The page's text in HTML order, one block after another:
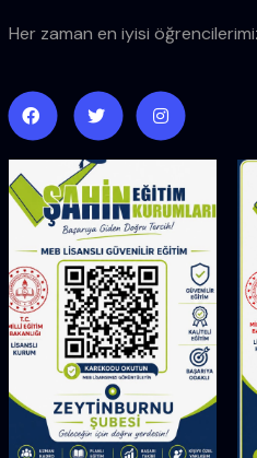
Her zaman en iyisi